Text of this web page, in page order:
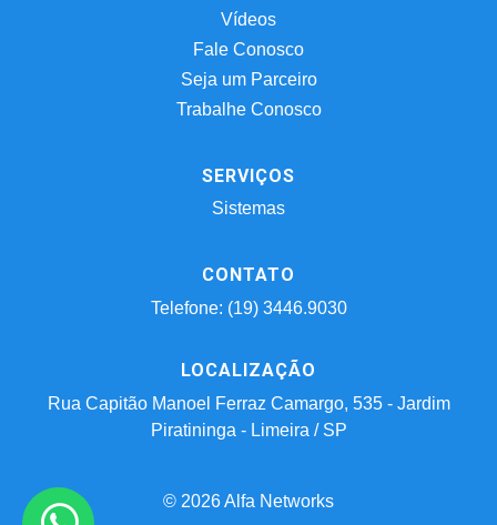
Vídeos
Fale Conosco
Seja um Parceiro
Trabalhe Conosco
SERVIÇOS
Sistemas
CONTATO
Telefone: (19) 3446.9030
LOCALIZAÇÃO
Rua Capitão Manoel Ferraz Camargo, 535 - Jardim
Piratininga - Limeira / SP
© 2026 Alfa Networks